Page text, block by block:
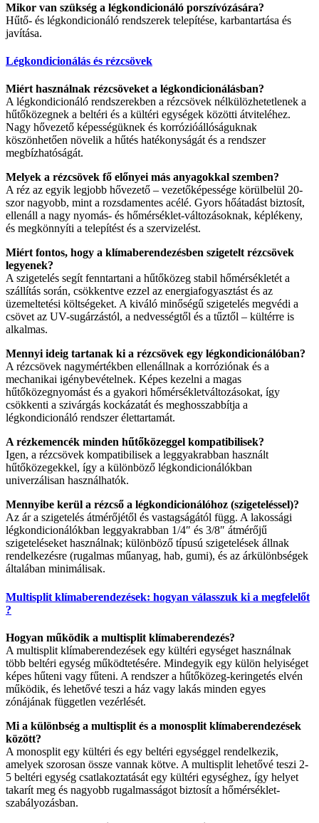
Mikor van szükség a légkondicionáló porszívózására?
Hűtő- és légkondicionáló rendszerek telepítése, karbantartása és
javítása.
Légkondicionálás és rézcsövek
Miért használnak rézcsöveket a légkondicionálásban?
A légkondicionáló rendszerekben a rézcsövek nélkülözhetetlenek a
hűtőközegnek a beltéri és a kültéri egységek közötti átviteléhez.
Nagy hővezető képességüknek és korrózióállóságuknak
köszönhetően növelik a hűtés hatékonyságát és a rendszer
megbízhatóságát.
Melyek a rézcsövek fő előnyei más anyagokkal szemben?
A réz az egyik legjobb hővezető – vezetőképessége körülbelül 20-
szor nagyobb, mint a rozsdamentes acélé. Gyors hőátadást biztosít,
ellenáll a nagy nyomás- és hőmérséklet-változásoknak, képlékeny,
és megkönnyíti a telepítést és a szervizelést.
Miért fontos, hogy a klímaberendezésben szigetelt rézcsövek
legyenek?
A szigetelés segít fenntartani a hűtőközeg stabil hőmérsékletét a
szállítás során, csökkentve ezzel az energiafogyasztást és az
üzemeltetési költségeket. A kiváló minőségű szigetelés megvédi a
csövet az UV-sugárzástól, a nedvességtől és a tűztől – kültérre is
alkalmas.
Mennyi ideig tartanak ki a rézcsövek egy légkondicionálóban?
A rézcsövek nagymértékben ellenállnak a korróziónak és a
mechanikai igénybevételnek. Képes kezelni a magas
hűtőközegnyomást és a gyakori hőmérsékletváltozásokat, így
csökkenti a szivárgás kockázatát és meghosszabbítja a
légkondicionáló rendszer élettartamát.
A rézkemencék minden hűtőközeggel kompatibilisek?
Igen, a rézcsövek kompatibilisek a leggyakrabban használt
hűtőközegekkel, így a különböző légkondicionálókban
univerzálisan használhatók.
Mennyibe kerül a rézcső a légkondicionálóhoz (szigeteléssel)?
Az ár a szigetelés átmérőjétől és vastagságától függ. A lakossági
légkondicionálókban leggyakrabban 1/4″ és 3/8″ átmérőjű
szigeteléseket használnak; különböző típusú szigetelések állnak
rendelkezésre (rugalmas műanyag, hab, gumi), és az árkülönbségek
általában minimálisak.
Multisplit klímaberendezések: hogyan válasszuk ki a megfelelőt
?
Hogyan működik a multisplit klímaberendezés?
A multisplit klímaberendezések egy kültéri egységet használnak
több beltéri egység működtetésére. Mindegyik egy külön helyiséget
képes hűteni vagy fűteni. A rendszer a hűtőközeg-keringetés elvén
működik, és lehetővé teszi a ház vagy lakás minden egyes
zónájának független vezérlését.
Mi a különbség a multisplit és a monosplit klímaberendezések
között?
A monosplit egy kültéri és egy beltéri egységgel rendelkezik,
amelyek szorosan össze vannak kötve. A multisplit lehetővé teszi 2-
5 beltéri egység csatlakoztatását egy kültéri egységhez, így helyet
takarít meg és nagyobb rugalmasságot biztosít a hőmérséklet-
szabályozásban.